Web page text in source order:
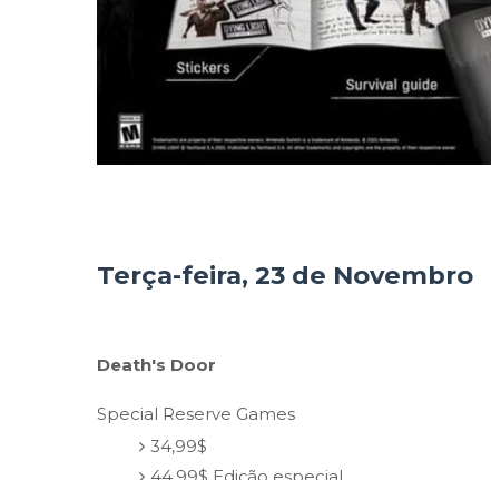
Terça-feira, 23 de Novembro
Death's Door
Special Reserve Games
34,99$